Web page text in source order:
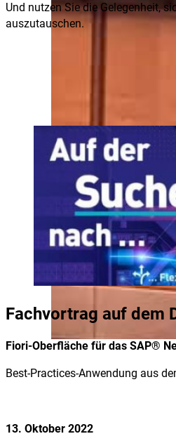
Und nutzen Sie die Gelegenheit,
auszutauschen.
Fachvortrag auf dem
Fiori-Oberfläche für das SAP®
Best-Practices-Anwendung aus
13. Oktober 2022